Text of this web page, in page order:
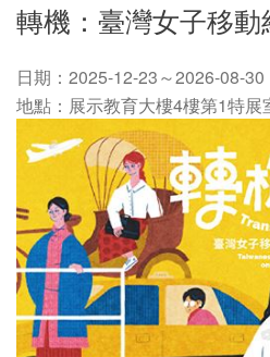
南
展
覽
研
究
典
藏
轉機：臺灣女子移動
日期：2025-12-23～2026-08-30
地點：展示教育大樓4樓第1特展